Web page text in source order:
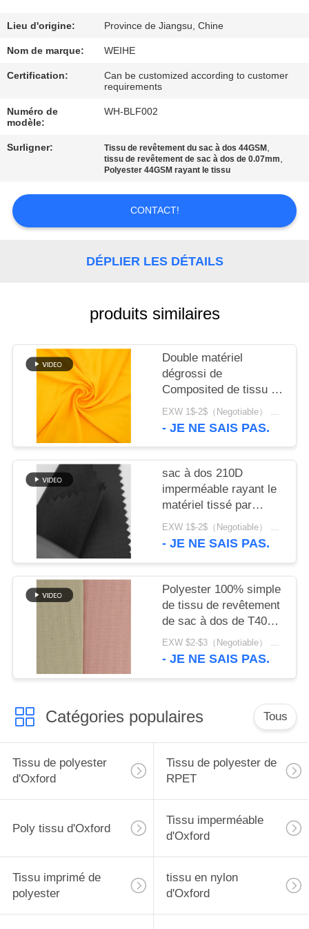
CONTRÔLE
DE
QUALITÉ
CONTACTEZ-
NOUS
UNE
CITATION
PRIVACY
POLICY
Lieu d'origine: Province de Jiangsu, Chine
Nom de marque: WEIHE
Certification:
Can be customized according to customer
requirements
Numéro de
modèle:
WH-BLF002
Surligner: Tissu de revêtement du sac à dos 44GSM ,
tissu de revêtement de sac à dos de 0.07mm,
Polyester 44GSM rayant le tissu
CONTACT!
DÉPLIER LES DÉTAILS
produits similaires
Double matériel
dégrossi de
Composited de tissu de
revêtement de sac à
dos de Mutispandex
EXW 1$-2$（Negotiable） MOQ:1 mètre pour des actions ; 1200 mètres pour la personnalisation
- JE NE SAIS PAS.
sac à dos 210D
imperméable rayant le
matériel tissé par
Oxford mou de tissu
EXW 1$-2$（Negotiable） MOQ:1 mètre pour des actions ; 1200 mètres pour la personnalisation
- JE NE SAIS PAS.
Polyester 100% simple
de tissu de revêtement
de sac à dos de T400
Oxford tissé
EXW $2-$3（Negotiable） MOQ:1 mètre pour des actions ; 1200 mètres pour la personnalisation
- JE NE SAIS PAS.
Catégories populaires Tous
Tissu de polyester
d'Oxford
Tissu de polyester de
RPET
Poly tissu d'Oxford
Tissu imperméable
d'Oxford
Tissu imprimé de
polyester
tissu en nylon
d'Oxford